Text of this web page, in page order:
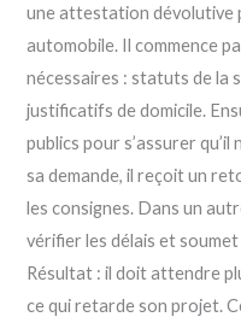
une attestation dévolutive
automobile. Il commence
nécessaires : statuts de la
justificatifs de domicile.
publics pour s’assurer qu’il
sa demande, il reçoit un
les consignes. Dans un
vérifier les délais et
Résultat : il doit attendre
ce qui retarde son projet.